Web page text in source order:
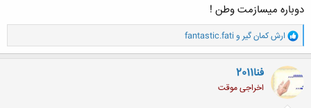
دوباره میسازمت وطن !
و
ا
ک
ن
ش
ه
ا
ارش کمان گیر و fantastic.fati
فنا2011
اخراجی موقت